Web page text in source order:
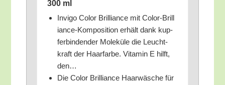
300 ml
Invi­go Color Bril­li­ance mit Color-Bril­l
i­ance-Kom­po­si­ti­on erhält dank kup­
fer­bin­den­der Mole­kü­le die Leucht­
kraft der Haar­far­be. Vit­amin E hilft,
den…
Die Color Bril­li­ance Haar­wä­sche für